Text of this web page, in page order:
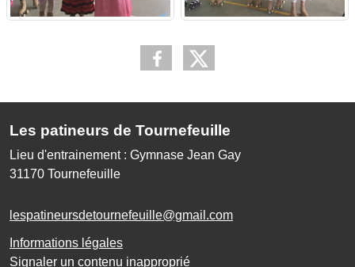
Les patineurs de Tournefeuille
Lieu d'entrainement : Gymnase Jean Gay
31170 Tournefeuille
lespatineursdetournefeuille@gmail.com
Informations légales
Signaler un contenu inapproprié